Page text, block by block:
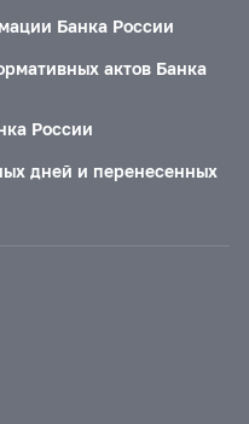
Банка России
актов Банка
России
дней и перенесенных